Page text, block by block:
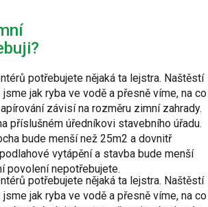
potřebujete nějaká ta lejstra. Naštěstí
jak ryba ve vodě a přesně víme, na co
závisí na rozměru zimní zahrady.
příslušném úředníkovi stavebního úřadu.
bude menší než 25m2 a dovnitř
vytápění a stavba bude menší
povolení nepotřebujete.
potřebujete nějaká ta lejstra. Naštěstí
jak ryba ve vodě a přesně víme, na co